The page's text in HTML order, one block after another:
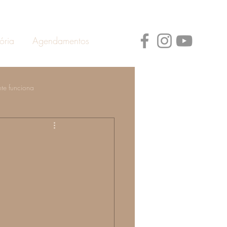
Agendamentos
funciona
Prevenção de Doenças